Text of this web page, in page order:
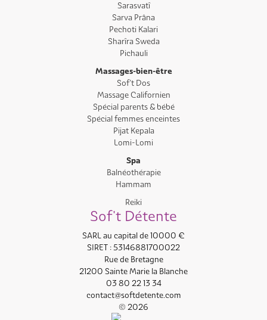
Sarasvatî
Sarva Prâna
Pechoti Kalari
Sharîra Sweda
Pichauli
Massages-bien-être
Sof’t Dos
Massage Californien
Spécial parents & bébé
Spécial femmes enceintes
Pijat Kepala
Lomi-Lomi
Spa
Balnéothérapie
Hammam
Reiki
Sof't Détente
SARL au capital de 10000 €
SIRET : 53146881700022
Rue de Bretagne
21200 Sainte Marie la Blanche
03 80 22 13 34
contact@softdetente.com
© 2026